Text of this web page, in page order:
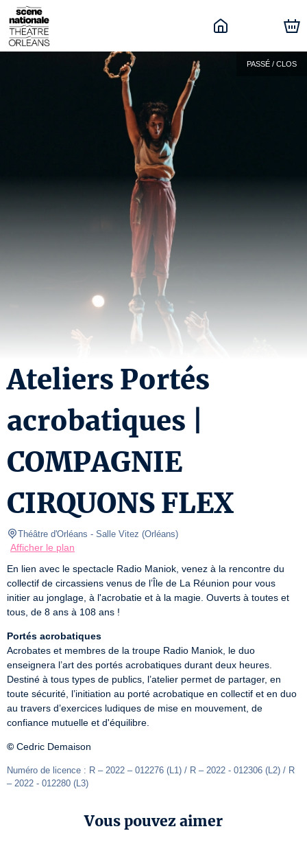
PASSÉ / CLOS
Ateliers Portés
acrobatiques |
COMPAGNIE
CIRQUONS FLEX
Théâtre d'Orléans - Salle Vitez (Orléans)
Afficher le plan
En lien avec le spectacle Radio Maniok, venez à la rencontre du
collectif de circassiens venus de l’Île de La Réunion pour vous
initier au jonglage, à l'acrobatie et à la magie. Ouverts à toutes et
tous, de 8 ans à 108 ans !
Portés acrobatiques
Acrobates et membres de la troupe Radio Maniok, le duo
enseignera l’art des portés acrobatiques durant deux heures.
Destiné à tous types de publics, l’atelier permet de partager, en
toute sécurité, l’initiation au porté acrobatique en collectif et en duo
au travers d’exercices ludiques de mise en mouvement, de
confiance mutuelle et d'équilibre.
© Cedric Demaison
Numéro de licence : R – 2022 – 012276 (L1) / R – 2022 - 012306 (L2) / R
– 2022 - 012280 (L3)
Vous pouvez aimer